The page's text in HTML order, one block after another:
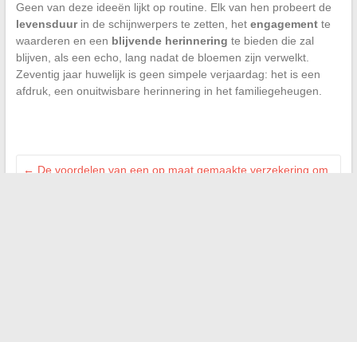
Geen van deze ideeën lijkt op routine. Elk van hen probeert de
levensduurin de schijnwerpers te zetten, het engagementte
waarderen en een blijvende herinnering te bieden die zal
blijven, als een echo, lang nadat de bloemen zijn verwelkt.
Zeventig jaar huwelijk is geen simpele verjaardag: het is een
afdruk, een onuitwisbare herinnering in het familiegeheugen.
← De voordelen van een op maat gemaakte verzekering om